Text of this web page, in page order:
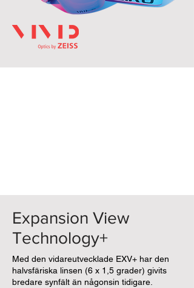
Expansion View
Technology+
Med den vidareutvecklade EXV+ har den
halvsfäriska linsen (6 x 1,5 grader) givits
bredare synfält än någonsin tidigare.